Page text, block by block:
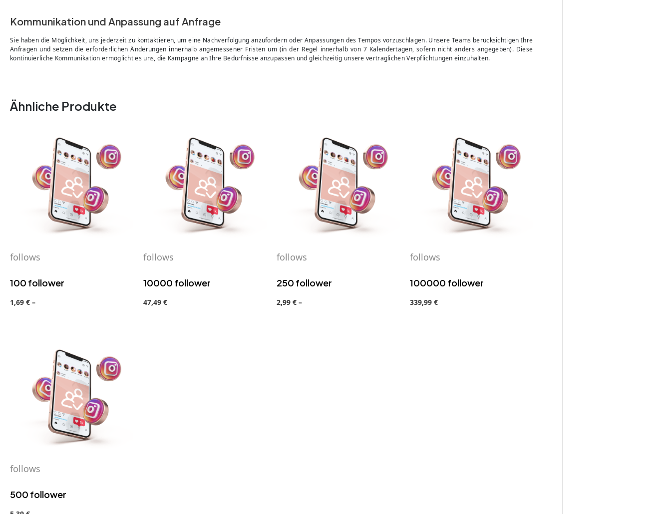
Kommunikation und Anpassung auf Anfrage
Sie haben die Möglichkeit, uns jederzeit zu kontaktieren, um eine Nachverfolgung anzufordern oder Anpassungen des Tempos vorzuschlagen. Unsere Teams berücksichtigen Ihre
Anfragen und setzen die erforderlichen Änderungen innerhalb angemessener Fristen um (in der Regel innerhalb von 7 Kalendertagen, sofern nicht anders angegeben). Diese
kontinuierliche Kommunikation ermöglicht es uns, die Kampagne an Ihre Bedürfnisse anzupassen und gleichzeitig unsere vertraglichen Verpflichtungen einzuhalten.
Ähnliche Produkte
follows
100 follower
1,69 € –
follows
10000 follower
47,49 €
follows
250 follower
2,99 €–
follows
100000 follower
339,99 €
follows
500 follower